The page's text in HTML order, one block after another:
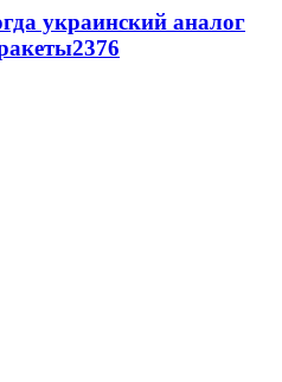
украинский аналог
2376